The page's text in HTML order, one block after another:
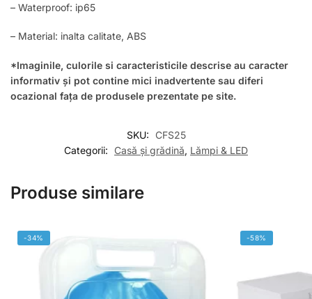
– Waterproof: ip65
– Material: inalta calitate, ABS
*Imaginile, culorile si caracteristicile descrise au caracter
informativ și pot contine mici inadvertente sau diferi
ocazional fața de produsele prezentate pe site.
SKU:
CFS25
Categorii:
Casă și grădină, Lămpi & LED
Produse similare
-34% -58%